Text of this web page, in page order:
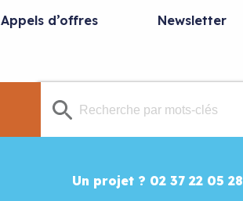
Appels d’offres Newsletter
Un projet ? 02 37 22 05 28